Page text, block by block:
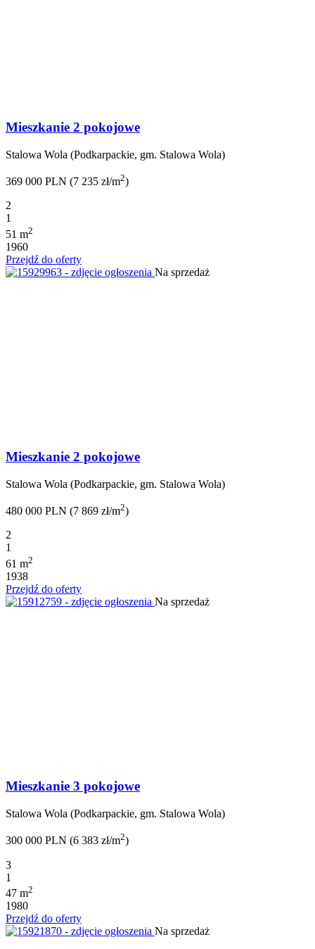
Mieszkanie 2 pokojowe
Stalowa Wola (Podkarpackie, gm. Stalowa Wola)
369 000 PLN (7 235 zł/m2)
2
1
51 m2
1960
Przejdź do oferty
Na sprzedaż
Mieszkanie 2 pokojowe
Stalowa Wola (Podkarpackie, gm. Stalowa Wola)
480 000 PLN (7 869 zł/m2)
2
1
61 m2
1938
Przejdź do oferty
Na sprzedaż
Mieszkanie 3 pokojowe
Stalowa Wola (Podkarpackie, gm. Stalowa Wola)
300 000 PLN (6 383 zł/m2)
3
1
47 m2
1980
Przejdź do oferty
Na sprzedaż